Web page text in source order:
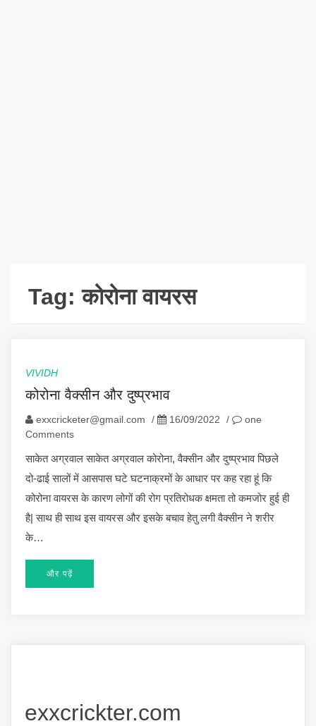
Tag:कोरोना वायरस
VIVIDH
कोरोना वैक्सीन और दुष्प्रभाव
exxcricketer@gmail.com / 16/09/2022 /
one
Comments
साकेत अग्रवाल साकेत अग्रवाल कोरोना, वैक्सीन और दुष्प्रभाव पिछले
दो-ढाई सालों में आसपास घटे घटनाक्रमों के आधार पर कह रहा हूं कि
कोरोना वायरस के कारण लोगों की रोग प्रतिरोधक क्षमता तो कमजोर हुई ही
है| साथ ही साथ इस वायरस और इसके बचाव हेतु लगी वैक्सीन ने शरीर
के…
और पढ़ें
exxcrickter.com